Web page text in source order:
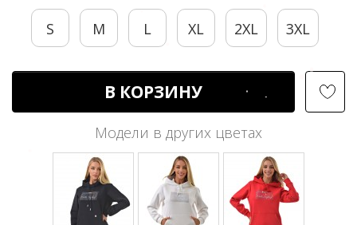
S M L XL 2XL 3XL
В КОРЗИНУ
Модели в других цветах